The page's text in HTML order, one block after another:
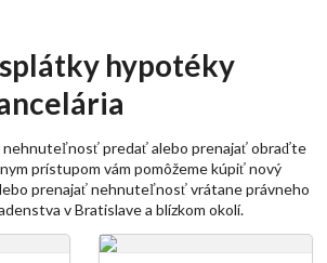
hypotéky
predať alebo prenajať obraďte
prístupom vám pomôžeme kúpiť nový
prenajať nehnuteľnosť vrátane právneho
v Bratislave a blízkom okolí.